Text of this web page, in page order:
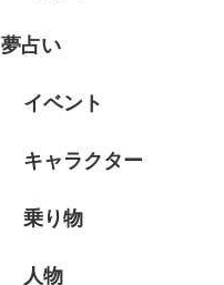
夢占い
イベント
キャラクター
乗り物
人物